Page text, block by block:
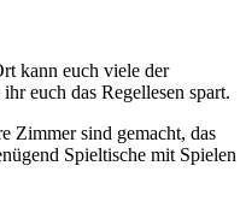
kann euch viele der
euch das Regellesen spart.
Zimmer sind gemacht, das
Spieltische mit Spielen